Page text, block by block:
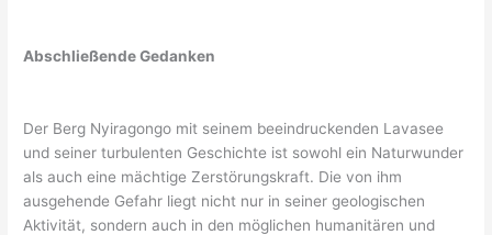
Abschließende Gedanken
Der Berg Nyiragongo mit seinem beeindruckenden Lavasee
und seiner turbulenten Geschichte ist sowohl ein Naturwunder
als auch eine mächtige Zerstörungskraft. Die von ihm
ausgehende Gefahr liegt nicht nur in seiner geologischen
Aktivität, sondern auch in den möglichen humanitären und